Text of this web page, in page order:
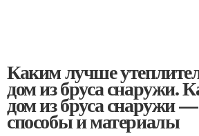
Каким лучше
дом из бруса снаружи.
дом из бруса снаружи
способы и материалы